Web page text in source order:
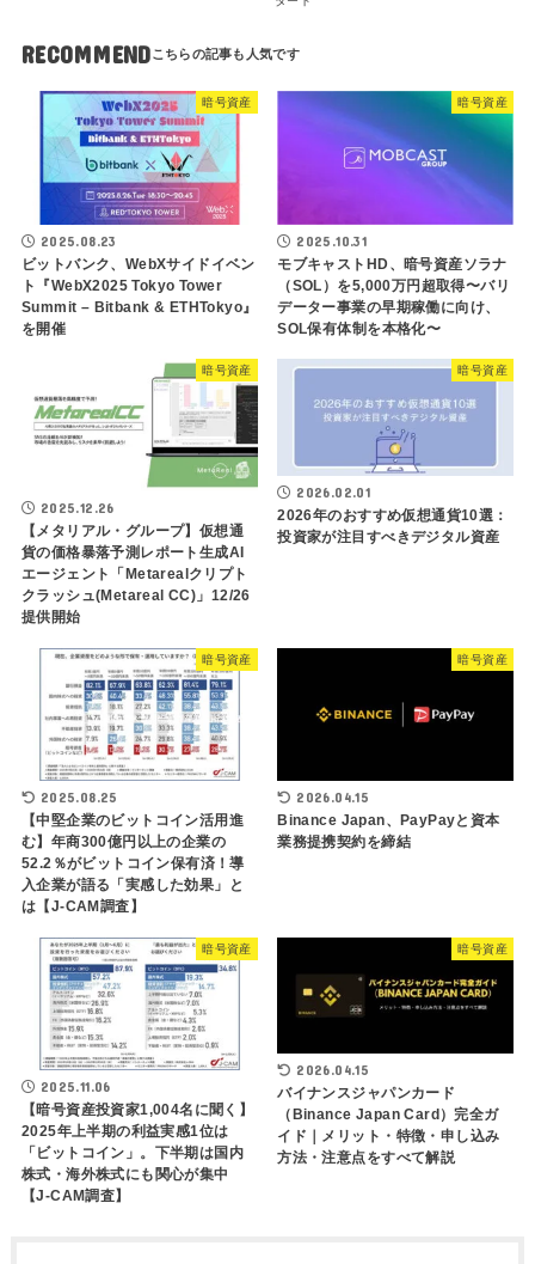
RECOMMEND
暗号資産
2025.08.23
ビットバンク、WebXサイドイベン
ト『WebX2025 Tokyo Tower
Summit – Bitbank & ETHTokyo』
を開催
暗号資産
2025.10.31
モブキャストHD、暗号資産ソラナ
（SOL）を5,000万円超取得〜バリ
データー事業の早期稼働に向け、
SOL保有体制を本格化〜
暗号資産
2025.12.26
【メタリアル・グループ】仮想通
貨の価格暴落予測レポート生成AI
エージェント「Metarealクリプト
クラッシュ(Metareal CC)」12/26
提供開始
暗号資産
2026.02.01
2026年のおすすめ仮想通貨10選：
投資家が注目すべきデジタル資産
暗号資産
2025.08.25
【中堅企業のビットコイン活用進
む】年商300億円以上の企業の
52.2％がビットコイン保有済！導
入企業が語る「実感した効果」と
は【J-CAM調査】
暗号資産
2026.04.15
Binance Japan、PayPayと資本
業務提携契約を締結
暗号資産
2025.11.06
【暗号資産投資家1,004名に聞く】
2025年上半期の利益実感1位は
「ビットコイン」。下半期は国内
株式・海外株式にも関心が集中
【J-CAM調査】
暗号資産
2026.04.15
バイナンスジャパンカード
（Binance Japan Card）完全ガ
イド｜メリット・特徴・申し込み
方法・注意点をすべて解説